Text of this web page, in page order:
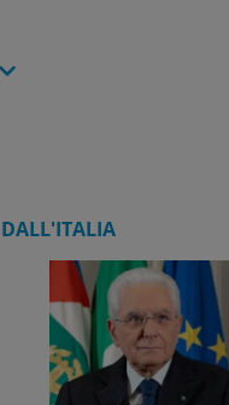
DALL'ITALIA